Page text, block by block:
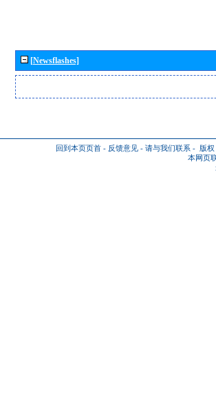
[Newsflashes]
回到本页页首 - 反馈意见 - 请与我们联系 - 版
本网页